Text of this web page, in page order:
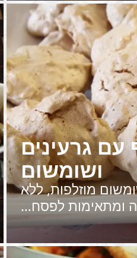
עם גרעינים
ושומשום
מוזלפות, ללא
ומתאימות לפסח…